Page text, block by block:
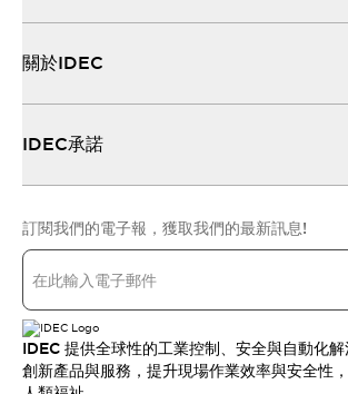
關於IDEC
IDEC承諾
訂閱我們的電子報，獲取我們的最新訊息!
IDEC 提供全球性的工業控制、安全與自動化
創新產品與服務，提升現場作業效率與安全性